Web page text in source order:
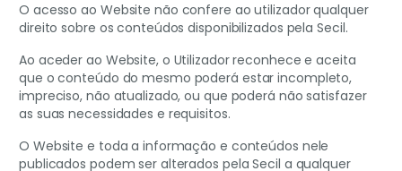
O acesso ao Website não confere ao utilizador qualquer
direito sobre os conteúdos disponibilizados pela Secil.
Ao aceder ao Website, o Utilizador reconhece e aceita
que o conteúdo do mesmo poderá estar incompleto,
impreciso, não atualizado, ou que poderá não satisfazer
as suas necessidades e requisitos.
O Website e toda a informação e conteúdos nele
publicados podem ser alterados pela Secil a qualquer